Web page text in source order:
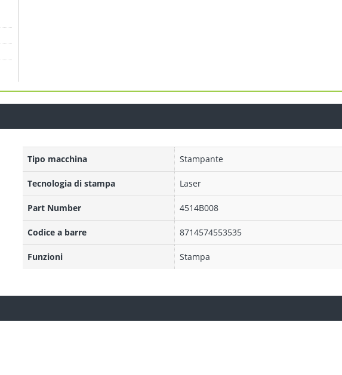
Tipo macchina Stampante
Tecnologia di stampa Laser
Part Number 4514B008
Codice a barre 8714574553535
Funzioni Stampa